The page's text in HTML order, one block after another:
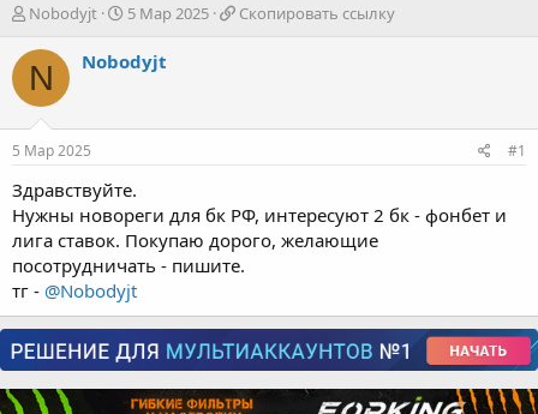
А
т
о
р
е
ы
Nobodyjt
Д
т
л
5 Мар 2025
С
т
с
с
л
у
Скопировать ссылку
N Nobodyjt
5 Мар 2025 #1
Здравствуйте.
Нужны новореги для бк РФ, интересуют 2 бк - фонбет и
лига ставок. Покупаю дорого, желающие
посотрудничать - пишите.
тг - @Nobodyjt